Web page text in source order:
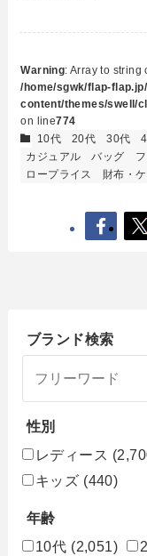
Warning: Array to string
/home/sgwk/flap-
content/themes/swell/
on line774
10代
20代 30代
カジュアル
バッグ
ロープライス
財布・
ブランド検索
性別
レディース
キッズ (440)
年齢
10代 (2,051)